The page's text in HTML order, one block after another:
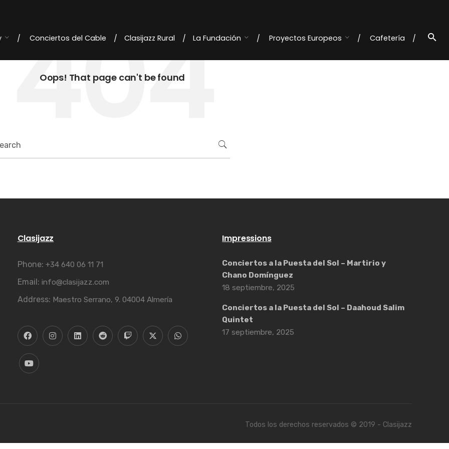
Conciertos del Cable Clasijazz Rural La Fundación Proyectos Europeos
Cafetería
404
Oops! That page can't be found
Clasijazz
Phone: +34 640 06 11 71
Email: info@clasijazz.com
Address: Maestro Serrano, 9. 04004 Almería
Impressions
Conciertos a la Puesta del Sol – Martirio y
Chano Domínguez
18 septiembre, 2025
Conciertos a la Puesta del Sol – Daahoud Salim
Quintet
17 septiembre, 2025
Todos los derechos reservados © 2019 - Clasijazz